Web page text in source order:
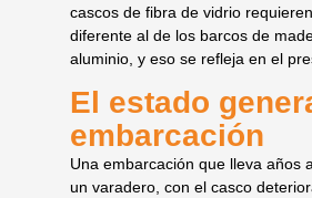
cascos de fibra de vidrio
diferente al de los barcos de
aluminio, y eso se refleja en el
El estado
embarcación
Una embarcación que lleva años
un varadero, con el casco